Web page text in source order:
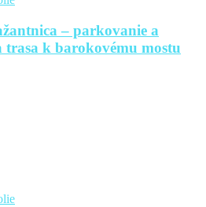
– parkovanie a
k barokovému mostu